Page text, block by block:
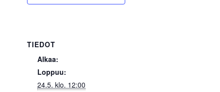
TIEDOT
Alkaa:
Loppuu:
24.5. klo. 12:00